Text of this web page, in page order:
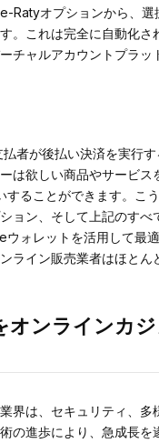
Ratyオプションから、選
。これは完全に自動化さ
チャルアカウントプラッ
者が後払い決済を実行
は欲しい商品やサービス
することができます。こ
ョン、そして上記のすべ
ォレットを活用して最
ライン販売業者はほとん
ンラインカジ
界は、セキュリティ、多
の進歩により、急成長を